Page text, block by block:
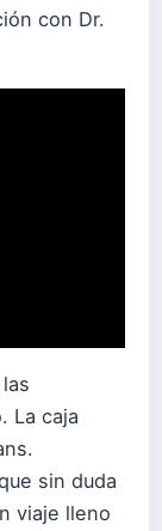
con Dr.
La caja
sin duda
viaje lleno